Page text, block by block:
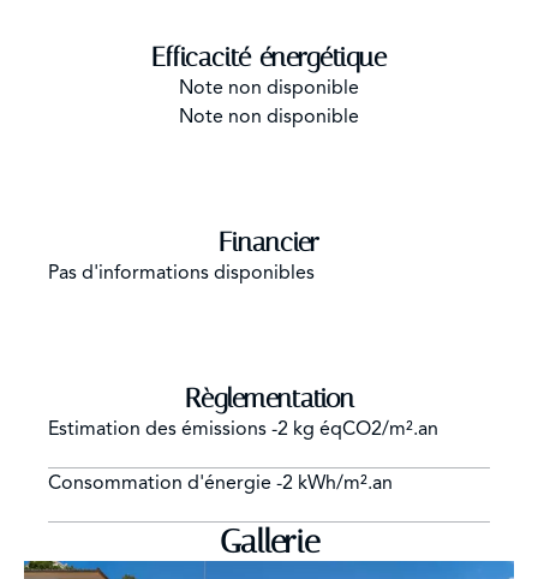
Efficacité énergétique
Note non disponible
Note non disponible
Financier
Pas d'informations disponibles
Règlementation
Estimation des émissions -2 kg éqCO2/m².an
Consommation d'énergie -2 kWh/m².an
Gallerie